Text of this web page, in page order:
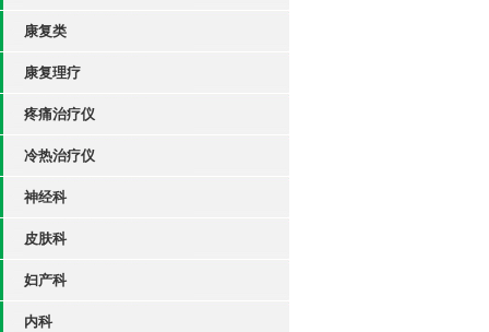
康复类
康复理疗
疼痛治疗仪
冷热治疗仪
神经科
皮肤科
妇产科
内科